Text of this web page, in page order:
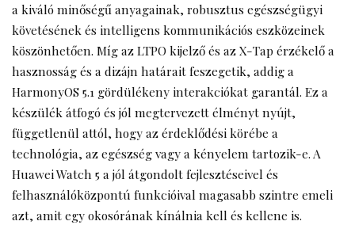
a kiváló minőségű anyagainak, robusztus egészségügyi
követésének és intelligens kommunikációs eszközeinek
köszönhetően. Míg az LTPO kijelző és az X-Tap érzékelő a
hasznosság és a dizájn határait feszegetik, addig a
HarmonyOS 5.1 gördülékeny interakciókat garantál. Ez a
készülék átfogó és jól megtervezett élményt nyújt,
függetlenül attól, hogy az érdeklődési körébe a
technológia, az egészség vagy a kényelem tartozik-e. A
Huawei Watch 5 a jól átgondolt fejlesztéseivel és
felhasználóközpontú funkcióival magasabb szintre emeli
azt, amit egy okosórának kínálnia kell és kellene is.